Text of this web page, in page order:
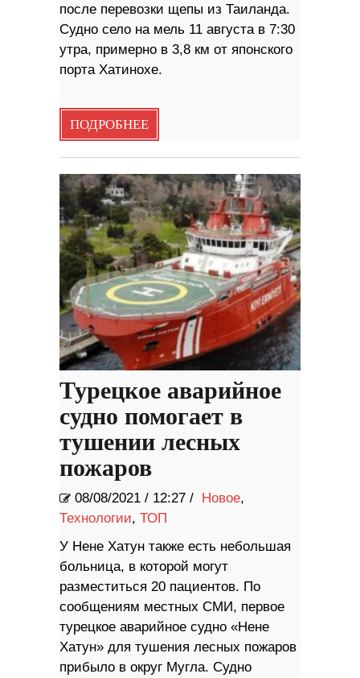
после перевозки щепы из Таиланда.
Судно село на мель 11 августа в 7:30
утра, примерно в 3,8 км от японского
порта Хатинохе.
ПОДРОБНЕЕ
Турецкое аварийное
судно помогает в
тушении лесных
пожаров
08/08/2021 / 12:27 / Новое,
Технологии, ТОП
У Нене Хатун также есть небольшая
больница, в которой могут
разместиться 20 пациентов. По
сообщениям местных СМИ, первое
турецкое аварийное судно «Нене
Хатун» для тушения лесных пожаров
прибыло в округ Мугла. Судно